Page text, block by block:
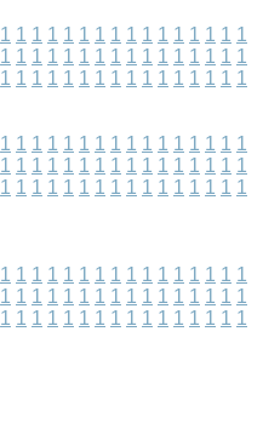
1 1 1 1 1 1 1 1 1 1 1 1 1 1 1 1
1 1 1 1 1 1 1 1 1 1 1 1 1 1 1 1
1 1 1 1 1 1 1 1 1 1 1 1 1 1 1 1
1 1 1 1 1 1 1 1 1 1 1 1 1 1 1 1
1 1 1 1 1 1 1 1 1 1 1 1 1 1 1 1
1 1 1 1 1 1 1 1 1 1 1 1 1 1 1 1
1 1 1 1 1 1 1 1 1 1 1 1 1 1 1 1
1 1 1 1 1 1 1 1 1 1 1 1 1 1 1 1
1 1 1 1 1 1 1 1 1 1 1 1 1 1 1 1